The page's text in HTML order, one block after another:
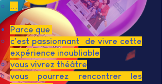
...
Parce que
c'est passionnant de vivre cette
expérience inoubliable
vous vivrez théâtre
vous pourrez rencontrer les